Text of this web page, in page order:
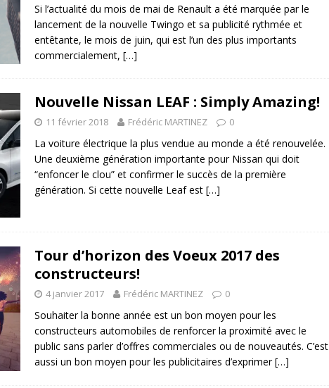
Si l’actualité du mois de mai de Renault a été marquée par le
lancement de la nouvelle Twingo et sa publicité rythmée et
entêtante, le mois de juin, qui est l’un des plus importants
commercialement, […]
Nouvelle Nissan LEAF : Simply Amazing!
11 février 2018 Frédéric MARTINEZ 0
La voiture électrique la plus vendue au monde a été renouvelée.
Une deuxième génération importante pour Nissan qui doit
“enfoncer le clou” et confirmer le succès de la première
génération. Si cette nouvelle Leaf est […]
Tour d’horizon des Voeux 2017 des
constructeurs!
4 janvier 2017 Frédéric MARTINEZ 0
Souhaiter la bonne année est un bon moyen pour les
constructeurs automobiles de renforcer la proximité avec le
public sans parler d’offres commerciales ou de nouveautés. C’est
aussi un bon moyen pour les publicitaires d’exprimer[…]